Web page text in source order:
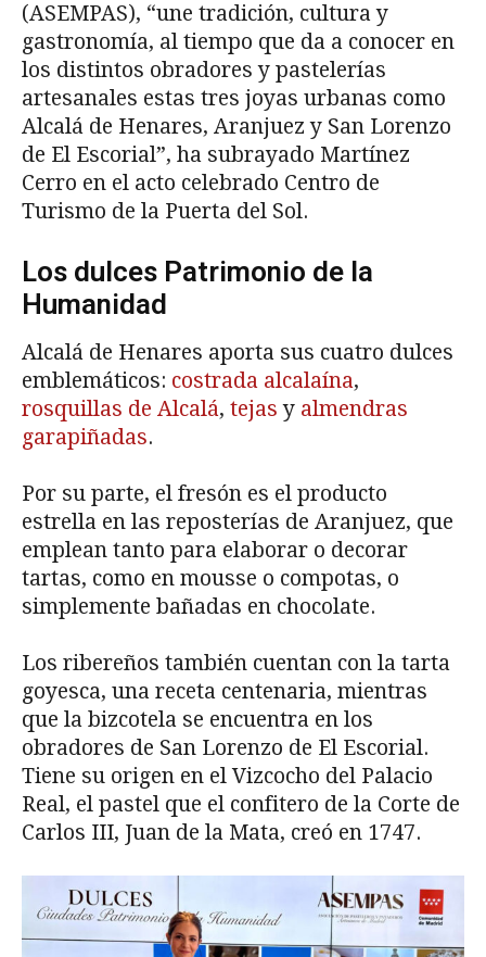
(ASEMPAS), “une tradición, cultura y
gastronomía, al tiempo que da a conocer en
los distintos obradores y pastelerías
artesanales estas tres joyas urbanas como
Alcalá de Henares, Aranjuez y San Lorenzo
de El Escorial”, ha subrayado Martínez
Cerro en el acto celebrado Centro de
Turismo de la Puerta del Sol.
Los dulces Patrimonio de la
Humanidad
Alcalá de Henares aporta sus cuatro dulces
emblemáticos: costrada alcalaína,
rosquillas de Alcalá, tejas y almendras
garapiñadas.
Por su parte, el fresón es el producto
estrella en las reposterías de Aranjuez, que
emplean tanto para elaborar o decorar
tartas, como en mousse o compotas, o
simplemente bañadas en chocolate.
Los ribereños también cuentan con la tarta
goyesca, una receta centenaria, mientras
que la bizcotela se encuentra en los
obradores de San Lorenzo de El Escorial.
Tiene su origen en el Vizcocho del Palacio
Real, el pastel que el confitero de la Corte de
Carlos III, Juan de la Mata, creó en 1747.